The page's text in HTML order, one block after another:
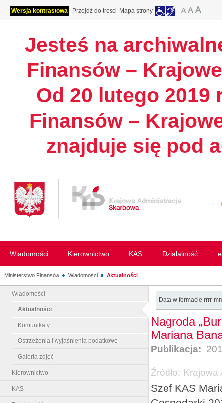
Wersja kontrastowa Przejdź do treści Mapa strony
Jesteś na
Finansów –
Od 20 lutego 2019
Finansów –
znajduje się pod
Wiadomości Kierownictwo KAS Działalność
Ministerstwo Finansów Wiadomości Aktualności
Wiadomości
Aktualności
Komunikaty
Ostrzeżenia i wyjaśnienia podatkowe
Galeria zdjęć
Kierownictwo
KAS
Data w formacie rrrr-
Nagroda
Mariana
Publikacja:
Źródło: Krajowa
Szef KAS